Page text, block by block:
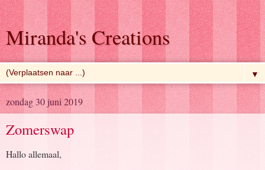
Miranda's Creations
▼
zondag 30 juni 2019
Zomerswap
Hallo allemaal,